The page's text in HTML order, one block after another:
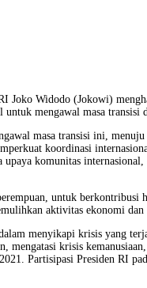
Joko Widodo (Jokowi)
mengawal masa transisi
masa transisi ini,
koordinasi
upaya komunitas
untuk berkontribusi
aktivitas ekonomi dan
menyikapi krisis yang
mengatasi krisis
Partisipasi Presiden RI